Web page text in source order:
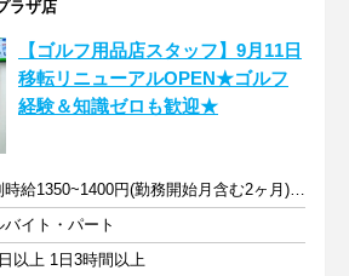
ラザ店
【ゴルフ用品店スタッフ】9月11日
移転リニューアルOPEN★ゴルフ
経験＆知識ゼロも歓迎★
特別時給1350~1400円(勤務開始月含む2ヶ月)通常時給1150~1200円
バイト・パート
以上 1日3時間以上